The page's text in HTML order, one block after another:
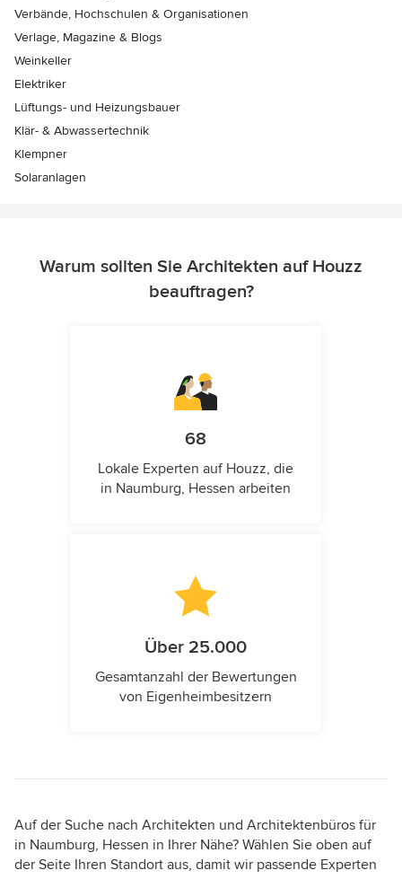
Verbände, Hochschulen & Organisationen
Verlage, Magazine & Blogs
Weinkeller
Elektriker
Lüftungs- und Heizungsbauer
Klär- & Abwassertechnik
Klempner
Solaranlagen
Warum sollten Sie Architekten auf Houzz
beauftragen?
68
Lokale Experten auf Houzz, die
in Naumburg, Hessen arbeiten
Über 25.000
Gesamtanzahl der Bewertungen
von Eigenheimbesitzern
Auf der Suche nach Architekten und Architektenbüros für
in Naumburg, Hessen in Ihrer Nähe? Wählen Sie oben auf
der Seite Ihren Standort aus, damit wir passende Experten